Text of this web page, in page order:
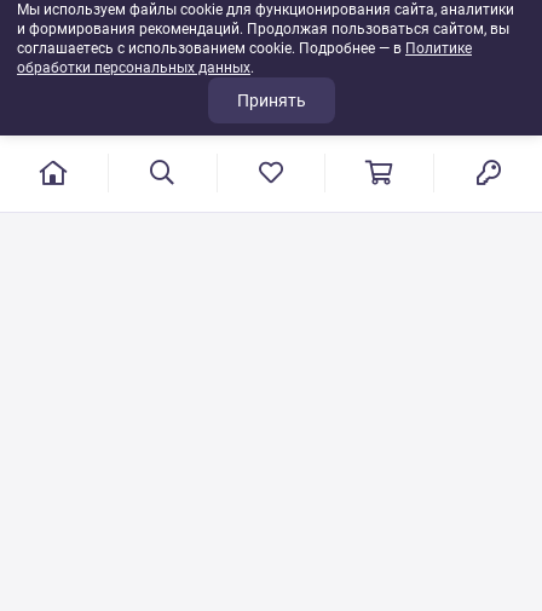
Мы используем файлы cookie для функционирования сайта, аналитики
и формирования рекомендаций. Продолжая пользоваться сайтом, вы
соглашаетесь с использованием cookie. Подробнее — в Политике
обработки персональных данных.
Принять